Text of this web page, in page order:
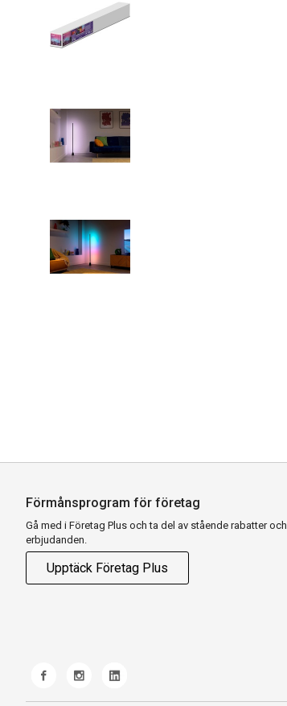
Förmånsprogram för företag
Gå med i Företag Plus och ta del av stående rabatter och
erbjudanden.
Upptäck Företag Plus